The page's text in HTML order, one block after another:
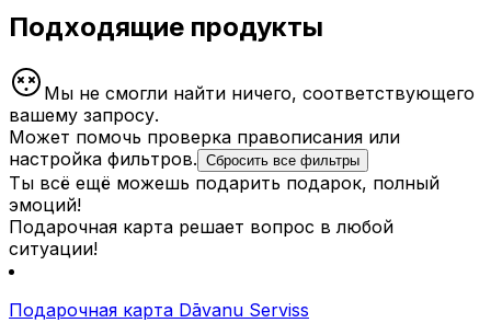
Подходящие продукты
Мы не смогли найти ничего, соответствующего
вашему запросу.
Может помочь проверка правописания или
настройка фильтров. Сбросить все фильтры
Ты всё ещё можешь подарить подарок, полный
эмоций!
Подарочная карта решает вопрос в любой
ситуации!
Подарочная карта Dāvanu Serviss